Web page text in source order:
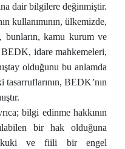
dair bilgilere değinmiştir.
kullanımının, ülkemizde,
bunların, kamu kurum ve
BEDK, idare mahkemeleri,
olduğunu bu anlamda
tasarruflarının, BEDK’nın
bilgi edinme hakkının
bir hak olduğuna
ve fiili bir engel